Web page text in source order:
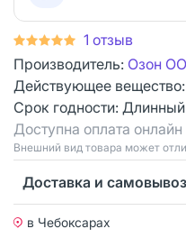
1 отзыв
Производитель: Озон
Действующее вещество:
Срок годности:
Доступна оплата онлайн
Bнешний вид товара может
Доставка и самовывоз
в Чебоксарах